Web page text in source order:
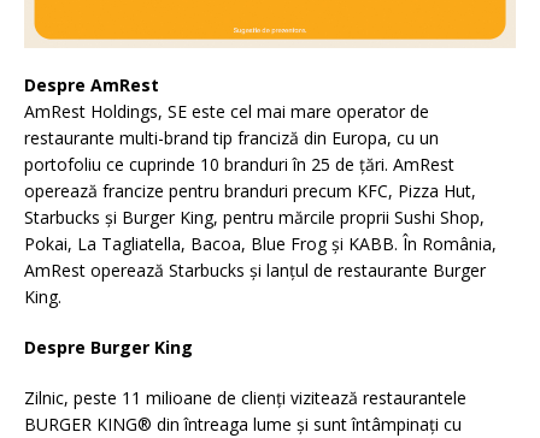
Despre AmRest
AmRest Holdings, SE este cel mai mare operator de
restaurante multi-brand tip franciză din Europa, cu un
portofoliu ce cuprinde 10 branduri în 25 de țări. AmRest
operează francize pentru branduri precum KFC, Pizza Hut,
Starbucks și Burger King, pentru mărcile proprii Sushi Shop,
Pokai, La Tagliatella, Bacoa, Blue Frog și KABB. În România,
AmRest operează Starbucks și lanțul de restaurante Burger
King.
Despre Burger King
Zilnic, peste 11 milioane de clienți vizitează restaurantele
BURGER KING® din întreaga lume și sunt întâmpinați cu